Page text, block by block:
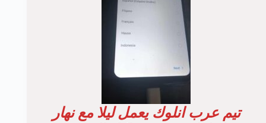
تيم عرب انلوك يعمل ليلا مع نهار